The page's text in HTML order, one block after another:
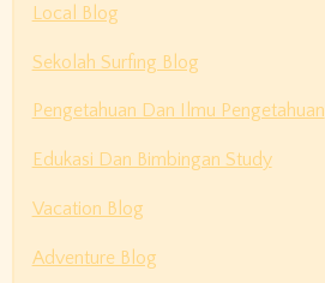
Local Blog
Sekolah Surfing Blog
Pengetahuan Dan Ilmu Pengetahuan
Edukasi Dan Bimbingan Study
Vacation Blog
Adventure Blog